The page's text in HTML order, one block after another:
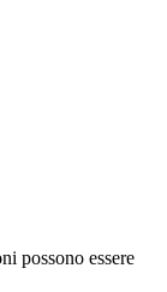
possono essere